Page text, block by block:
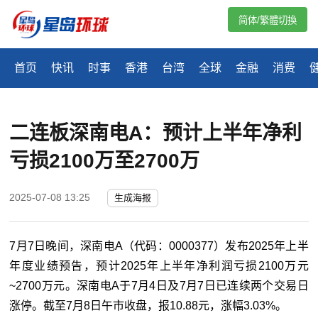
首页 快讯 时事 香港 台湾 全球 金融 消费
简体/繁體切換
二连板深南电A：预计上半年净利
亏损2100万至2700万
2025-07-08 13:25 生成海报
7月7日晚间，深南电A（代码：0000377）发布2025年上半
年度业绩预告，预计2025年上半年净利润亏损2100万元
~2700万元。深南电A于7月4日及7月7日已连续两个交易日
涨停。截至7月8日午市收盘，报10.88元，涨幅3.03%。